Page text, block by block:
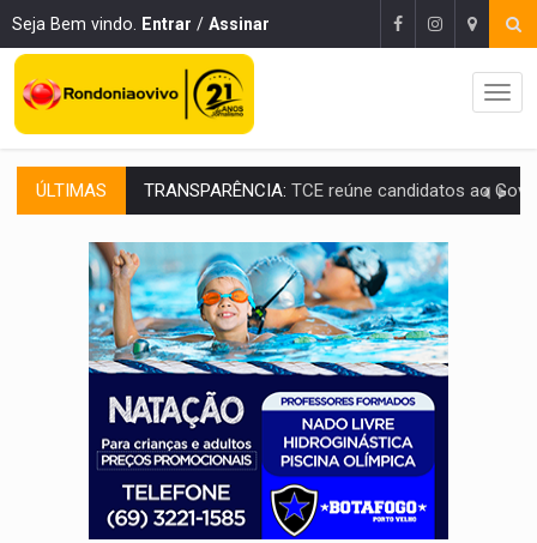
Seja Bem vindo. Entrar / Assinar
ÚLTIMAS ELAS DECIDEM:Mulheres são maioria e representam 52% do eleitorado de
NO CARRO:Homem é preso com pistola 9mm durante abordagem da Força
TRÁGICO:Pai do 'Xandy Motocross' morre em
VÍDEO:Motorista de caminhonete morre preso às ferragens em colisão
Seis lugares gratuitos para aproveitar o fim de semana
VÍDEO:FTICCO e Força Tática prendem membro do CV com arma e drogas
INCLUSÃO: Prefeitura fortalece parceria com a APAE para ampliar ações
DEFESA:Exército testa inovações no combate a drones durante